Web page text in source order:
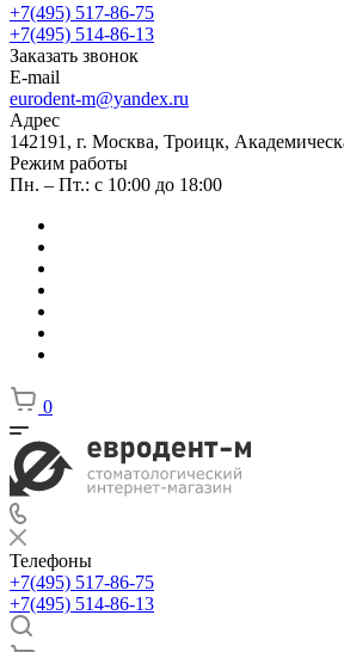
+7(495) 517-86-75
+7(495) 514-86-13
Заказать звонок
E-mail
eurodent-m@yandex.ru
Адрес
142191, г. Москва, Троицк,
Режим работы
Пн. – Пт.: с 10:00 до 18:00
0
Телефоны
+7(495) 517-86-75
+7(495) 514-86-13